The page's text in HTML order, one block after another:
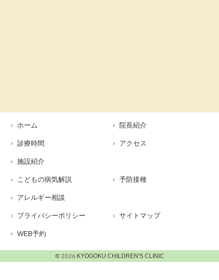
ホーム 院長紹介
診療時間 アクセス
施設紹介
こどもの病気解説 予防接種
アレルギー相談
プライバシーポリシー サイトマップ
WEB予約
© 2026KYOGOKU CHILDREN'S CLINIC